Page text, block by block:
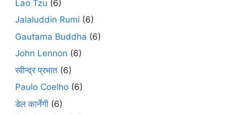
Lao Tzu (6)
Jalaluddin Rumi (6)
Gautama Buddha (6)
John Lennon (6)
रवीन्द्र प्रभात (6)
Paulo Coelho (6)
डेल कार्नेगी (6)